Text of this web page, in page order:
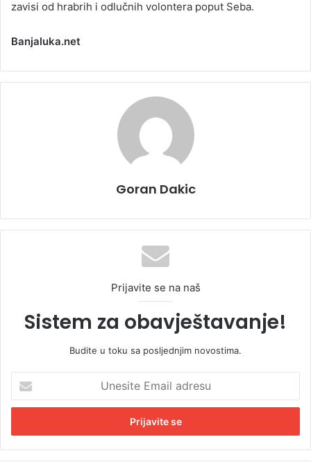
zavisi od hrabrih i odlučnih volontera poput Seba.
Banjaluka.net
Goran Dakic
Prijavite se na naš
Sistem za obavještavanje!
Budite u toku sa posljednjim novostima.
e
i
t